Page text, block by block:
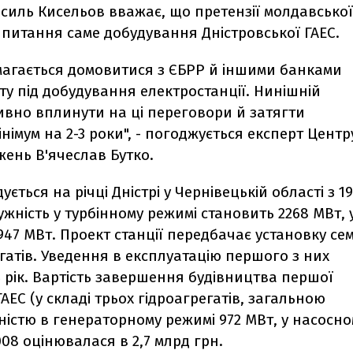
Кисельов вважає, що претензії молдавської
саме добудування Дністровської ГАЕС.
домовитися з ЄБРР й іншими банками
під добудування електростанції. Нинішній
вплинути на ці переговори й затягти
на 2-3 роки", - погоджується експерт
В'ячеслав Бутко.
на річці Дністрі у Чернівецькій області з
у турбінному режимі становить 2268 МВт,
МВт. Проект станції передбачає установку
Уведення в експлуатацію першого з них
Вартість завершення будівництва першої
(у складі трьох гідроагрегатів, загальною
в генераторному режимі 972 МВт, у
оцінювалася в 2,7 млрд грн.